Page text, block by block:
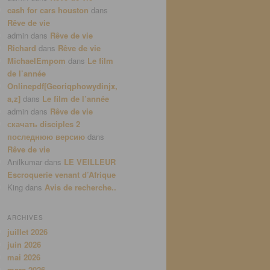
cash for cars houston dans
Rêve de vie
admin dans Rêve de vie
Richard dans Rêve de vie
MichaelEmpom dans Le film
de l’année
Onlinepdf[Georiqphowydinjx,
a,z] dans Le film de l’année
admin dans Rêve de vie
скачать disciples 2
последнюю версию dans
Rêve de vie
Anilkumar dans LE VEILLEUR
Escroquerie venant d’Afrique
King dans Avis de recherche..
ARCHIVES
juillet 2026
juin 2026
mai 2026